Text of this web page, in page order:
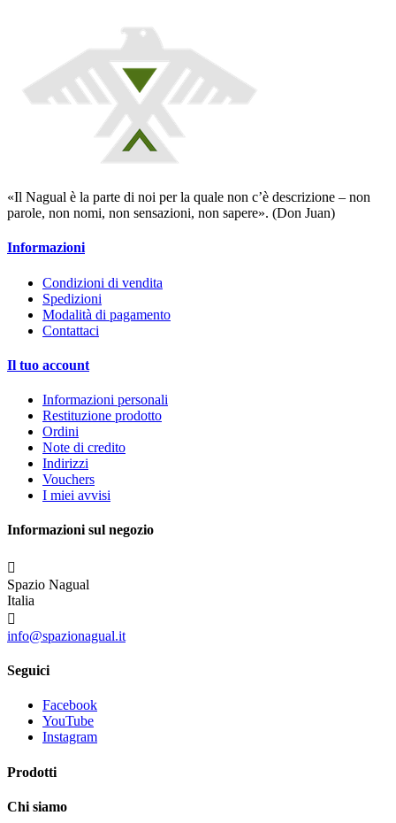
«Il Nagual è la parte di noi per la quale non c’è descrizione – non
parole, non nomi, non sensazioni, non sapere». (Don Juan)
Informazioni
Condizioni di vendita
Spedizioni
Modalità di pagamento
Contattaci
Il tuo account
Informazioni personali
Restituzione prodotto
Ordini
Note di credito
Indirizzi
Vouchers
I miei avvisi
Informazioni sul negozio

Spazio Nagual
Italia

info@spazionagual.it
Seguici
Facebook
YouTube
Instagram
Prodotti
Chi siamo